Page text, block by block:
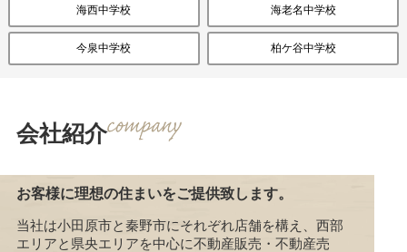
海西中学校 海老名中学校
今泉中学校 柏ケ谷中学校
会社紹介
お客様に理想の住まいをご提供致します。
当社は小田原市と秦野市にそれぞれ店舗を構え、西部
エリアと県央エリアを中心に不動産販売・不動産売